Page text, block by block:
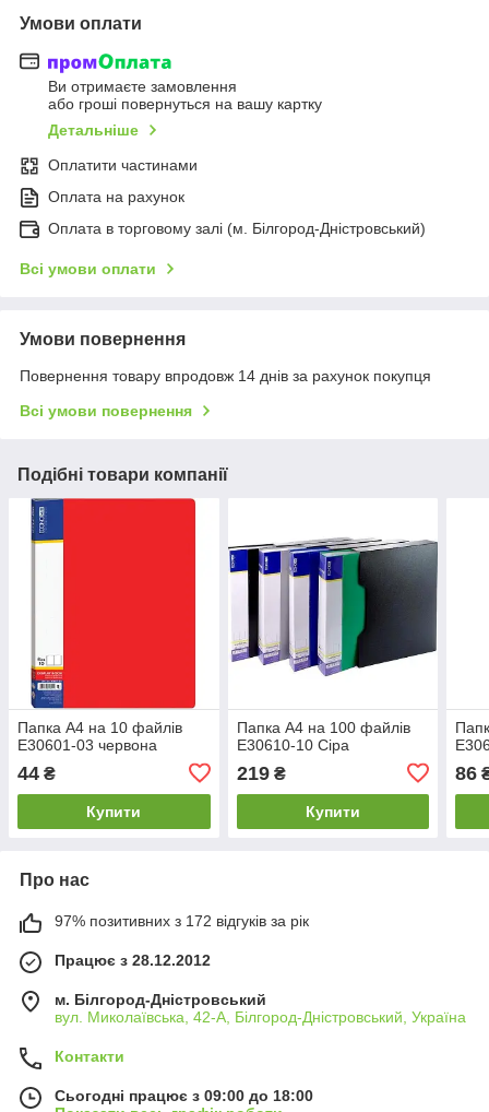
Умови оплати
Ви отримаєте замовлення
або гроші повернуться на вашу картку
Детальніше
Оплатити частинами
Оплата на рахунок
Оплата в торговому залі (м. Білгород-Дністровський)
Всі умови оплати
Умови повернення
Повернення товару впродовж 14 днів за рахунок покупця
Всі умови повернення
Подібні товари компанії
Папка А4 на 10 файлів
E30601-03 червона
44 ₴
Купити
Папка А4 на 100 файлів
E30610-10 Сіра
219₴
Купити
86
Про нас
97% позитивних з 172 відгуків за рік
Працює з 28.12.2012
м. Білгород-Дністровський
вул. Миколаївська, 42-А, Білгород-Дністровський, Україна
Контакти
Сьогодні працює з 09:00 до 18:00